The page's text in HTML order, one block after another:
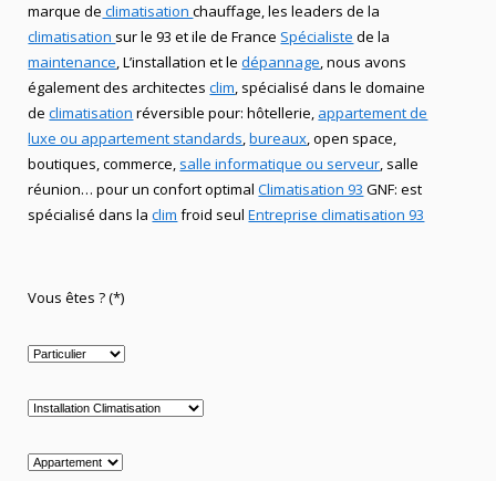
marque de climatisationchauffage, les leaders de la
climatisation sur le 93 et ile de France Spécialiste de la
maintenance, L’installation et ledépannage, nous avons
également des architectesclim, spécialisé dans le domaine
declimatisation réversible pour: hôtellerie, appartement de
luxe ou appartement standards,bureaux, open space,
boutiques, commerce, salle informatique ou serveur, salle
réunion… pour un confort optimalClimatisation 93 GNF:est
spécialisé dans laclim froid seulEntreprise climatisation 93
Vous êtes ? (*)